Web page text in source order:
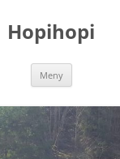
Hopihopi
Meny